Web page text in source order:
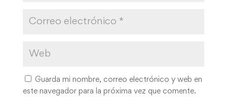
Guarda mi nombre, correo electrónico y web en
este navegador para la próxima vez que comente.